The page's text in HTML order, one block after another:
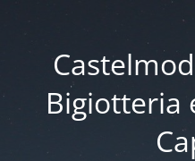
Bigiotteria